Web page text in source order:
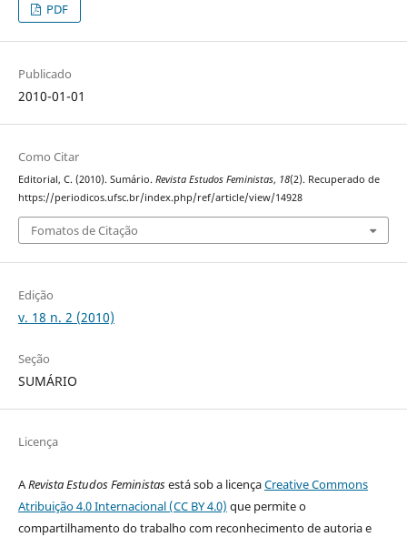
PDF
Publicado
2010-01-01
Como Citar
Editorial, C. (2010). Sumário. Revista Estudos Feministas, 18(2). Recuperado de
https://periodicos.ufsc.br/index.php/ref/article/view/14928
Fomatos de Citação
Edição
v. 18 n. 2 (2010)
Seção
SUMÁRIO
Licença
ARevista Estudos Feministasestá sob a licençaCreative Commons
Atribuição 4.0 Internacional (CC BY 4.0) que permite o
compartilhamento do trabalho com reconhecimento de autoria e